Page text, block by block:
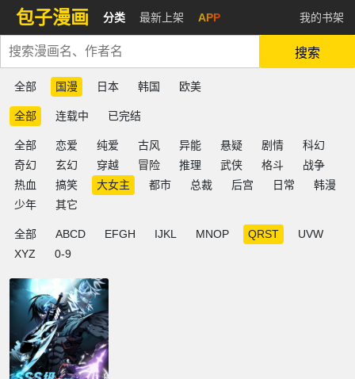
包子漫画 分类 最新上架 APP 我的书架
搜索
全部 国漫 日本 韩国 欧美
全部 连载中 已完结
全部 恋爱 纯爱 古风 异能 悬疑 剧情
科幻
奇幻
玄幻 穿越 冒险 推理 武侠 格斗
战争
热血
搞笑 大女主 都市 总裁 后宫 日常
韩漫
少年
其它
全部 ABCD EFGH IJKL MNOP QRST
UVW
XYZ
0-9